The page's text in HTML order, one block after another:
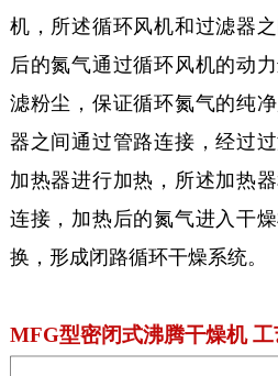
机，所述循环风机和过滤器
后的氮气通过循环风机的动
滤粉尘，保证循环氮气的纯
器之间通过管路连接，经过
加热器进行加热，所述加热
连接，加热后的氮气进入干
换，形成闭路循环干燥系统。
MFG型密闭式沸腾干燥机 工